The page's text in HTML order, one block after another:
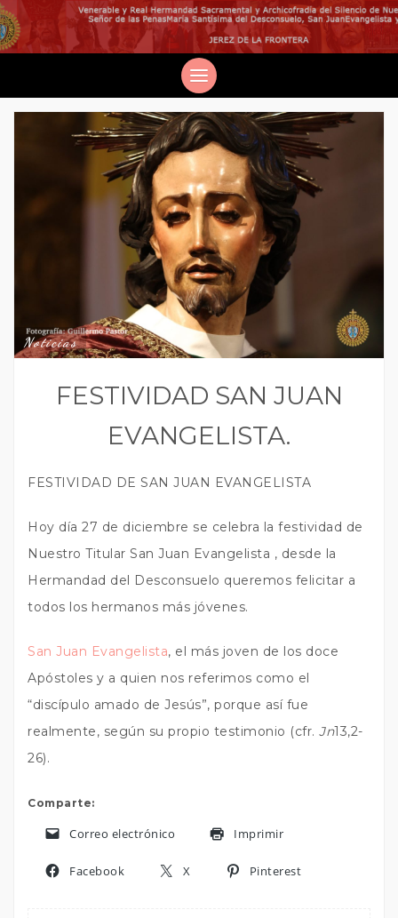
Noticias
FESTIVIDAD SAN JUAN
EVANGELISTA.
FESTIVIDAD DE SAN JUAN EVANGELISTA
Hoy día 27 de diciembre se celebra la festividad de
Nuestro Titular San Juan Evangelista , desde la
Hermandad del Desconsuelo queremos felicitar a
todos los hermanos más jóvenes.
San Juan Evangelista, el más joven de los doce
Apóstoles y a quien nos referimos como el
“discípulo amado de Jesús”, porque así fue
realmente, según su propio testimonio (cfr. Jn13,2-
26).
Comparte:
Correo electrónico Imprimir
Facebook X Pinterest